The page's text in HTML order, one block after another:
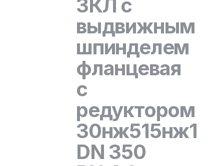
ЗКЛ с
выдвижным
шпинделем
фланцевая
с
редуктором
30нж515нж1
DN 350